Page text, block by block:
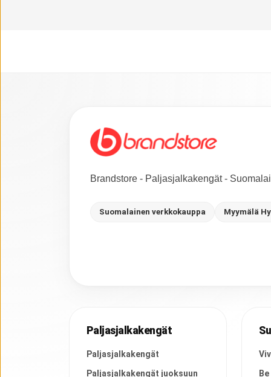
Brandstore - Paljasjalkakengät -
Suomalainen verkkokauppa Myymälä
Paljasjalkakengät
Paljasjalkakengät
Paljasjalkakengät juoksuun